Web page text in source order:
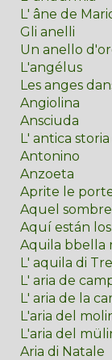
L' âne de
Gli anelli
Un anello
L'angélus
Les anges
Angiolina
Ansciuda
L' antica
Antonino
Anzoeta
Aprite le
Aquel
Aquí están
Aquila bbella
L' aquila di
L' aria de
L' aria de la
L'aria del
L'aria del
Aria di Natale